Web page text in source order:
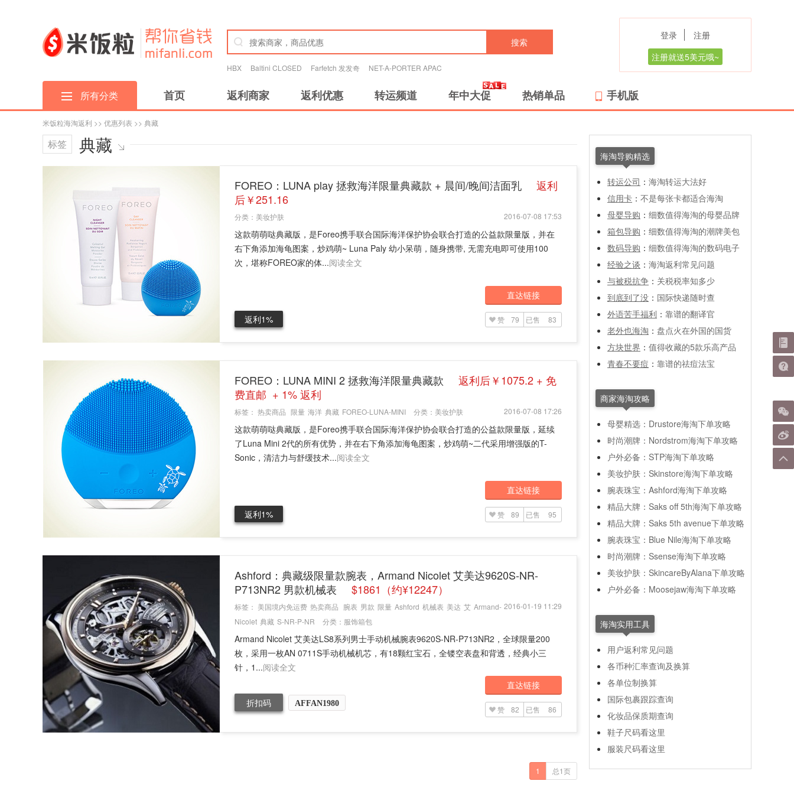
搜索
HBX Baltini CLOSED Farfetch 发发奇 NET-A-PORTER APAC
登录
注册
注册就送5美元哦~
所有分类 首页 返利商家 返利优惠 转运频道 年中大促 热销单品 手机版
米饭粒海淘返利 >> 优惠列表 >> 典藏
标签 典藏
FOREO：LUNA play 拯救海洋限量典藏款 + 晨间/晚间洁面乳
返利
后￥251.16
2016-07-08 17:53
分类： 美妆护肤
这款萌萌哒典藏版，是Foreo携手联合国际海洋保护协会联合打造的公益款限量版，并在
右下角添加海龟图案，炒鸡萌~ Luna Paly 幼小呆萌，随身携带, 无需充电即可使用100
次，堪称FOREO家的体...阅读全文
返利1%
直达链接
赞 79 已售 83
FOREO：LUNA MINI 2 拯救海洋限量典藏款
返利后￥1075.2 + 免
费直邮 + 1% 返利
2016-07-08 17:26
标签： 热卖商品 限量 海洋 典藏 FOREO-LUNA-MINI 分类： 美妆护肤
这款萌萌哒典藏版，是Foreo携手联合国际海洋保护协会联合打造的公益款限量版，延续
了Luna Mini 2代的所有优势，并在右下角添加海龟图案，炒鸡萌~二代采用增强版的T-
Sonic，清洁力与舒缓技术...阅读全文
返利1%
直达链接
赞 89 已售 95
Ashford：典藏级限量款腕表，Armand Nicolet 艾美达9620S-NR-
P713NR2 男款机械表
$1861（约¥12247）
2016-01-19 11:29
标签： 美国境内免运费 热卖商品 腕表 男款 限量 Ashford 机械表 美达 艾 Armand-
Nicolet 典藏 S-NR-P-NR 分类： 服饰箱包
Armand Nicolet 艾美达LS8系列男士手动机械腕表9620S-NR-P713NR2，全球限量200
枚，采用一枚AN 0711S手动机械机芯，有18颗红宝石，全镂空表盘和背透，经典小三
针，1...阅读全文
折扣码 AFFAN1980
直达链接
赞 82 已售 86
1 总1页
海淘导购精选
转运公司 ： 海淘转运大法好
信用卡 ： 不是每张卡都适合海淘
母婴导购 ： 细数值得海淘的母婴品牌
箱包导购 ： 细数值得海淘的潮牌美包
数码导购 ： 细数值得海淘的数码电子
经验之谈 ： 海淘返利常见问题
与被税抗争 ： 关税税率知多少
到底到了没 ： 国际快递随时查
外语苦手福利 ： 靠谱的翻译官
老外也海淘 ： 盘点火在外国的国货
方块世界 ： 值得收藏的5款乐高产品
青春不要痘 ： 靠谱的祛痘法宝
商家海淘攻略
母婴精选：Drustore海淘下单攻略
时尚潮牌：Nordstrom海淘下单攻略
户外必备：STP海淘下单攻略
美妆护肤：Skinstore海淘下单攻略
腕表珠宝：Ashford海淘下单攻略
精品大牌：Saks off 5th海淘下单攻略
精品大牌：Saks 5th avenue下单攻略
腕表珠宝：Blue Nile海淘下单攻略
时尚潮牌：Ssense海淘下单攻略
美妆护肤：SkincareByAlana下单攻略
户外必备：Moosejaw海淘下单攻略
海淘实用工具
用户返利常见问题
各币种汇率查询及换算
各单位制换算
国际包裹跟踪查询
化妆品保质期查询
鞋子尺码看这里
服装尺码看这里